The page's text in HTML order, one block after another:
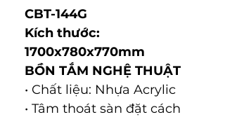
CBT-144G
Kích thước:
1700x780x770mm
BỒN TẮM NGHỆ THUẬT
• Chất liệu: Nhựa Acrylic
• Tâm thoát sàn đặt cách